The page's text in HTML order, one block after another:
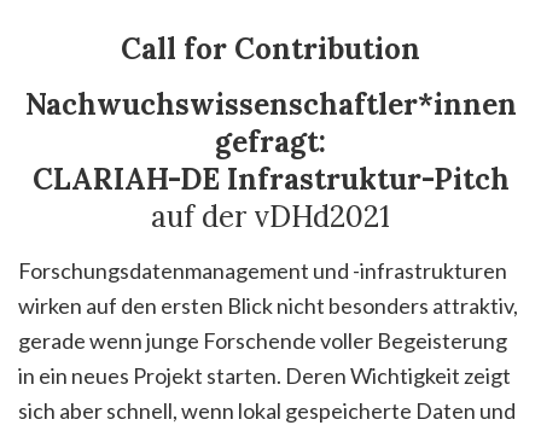
Call for Contribution
Nachwuchswissenschaftler*innen
gefragt:
CLARIAH-DE Infrastruktur-Pitch
auf der vDHd2021
Forschungsdatenmanagement und -infrastrukturen
wirken auf den ersten Blick nicht besonders attraktiv,
gerade wenn junge Forschende voller Begeisterung
in ein neues Projekt starten. Deren Wichtigkeit zeigt
sich aber schnell, wenn lokal gespeicherte Daten und